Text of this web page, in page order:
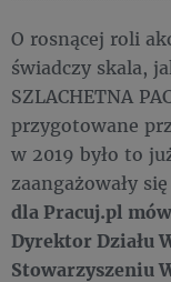
O rosnącej roli
świadczy skala,
SZLACHETNA
przygotowane
w 2019 było to
zaangażowały
dla Pracuj.pl
Dyrektor Działu
Stowarzyszeniu